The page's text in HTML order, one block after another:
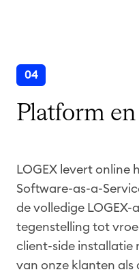
04
Platform
LOGEX levert online
Software-as-a-
de volledige
tegenstelling tot
client-side installatie
van onze klanten als